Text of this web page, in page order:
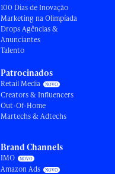
100 Dias de Inovação
Marketing na Olimpíada
Drops Agências &
Anunciantes
Talento
Patrocinados
Retail Media
Creators & Influencers
Out-Of-Home
Martechs & Adtechs
Brand Channels
IMO
Amazon Ads